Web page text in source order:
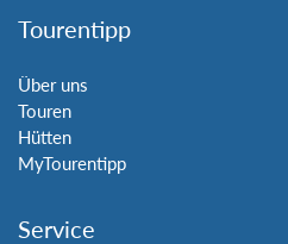
Tourentipp
Über uns
Touren
Hütten
MyTourentipp
Service